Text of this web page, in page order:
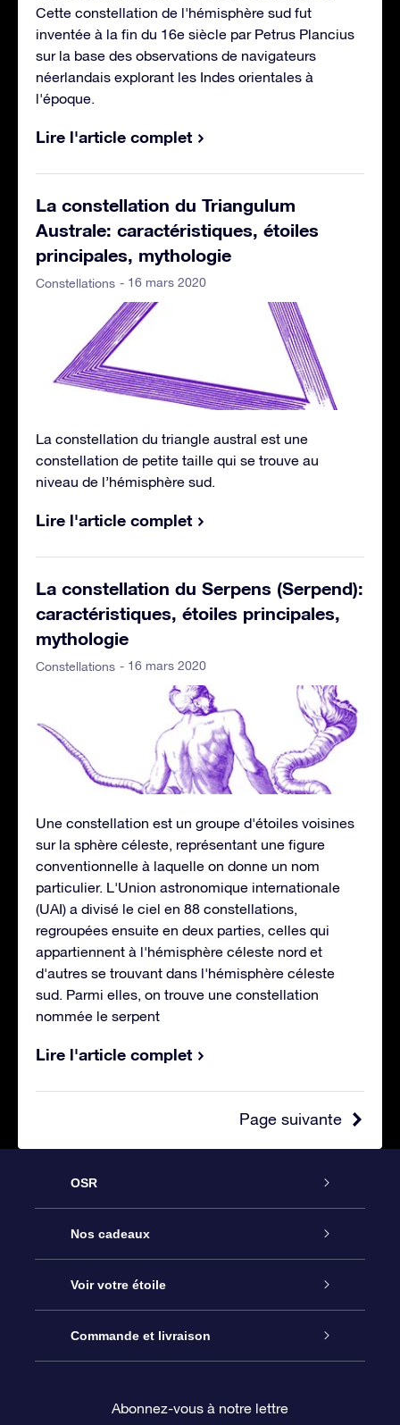
Cette constellation de l'hémisphère sud fut
inventée à la fin du 16e siècle par Petrus Plancius
sur la base des observations de navigateurs
néerlandais explorant les Indes orientales à
l'époque.
Lire l'article complet
La constellation du Triangulum
Australe: caractéristiques, étoiles
principales, mythologie
Constellations - 16 mars 2020
La constellation du triangle austral est une
constellation de petite taille qui se trouve au
niveau de l’hémisphère sud.
Lire l'article complet
La constellation du Serpens (Serpend):
caractéristiques, étoiles principales,
mythologie
Constellations - 16 mars 2020
Une constellation est un groupe d'étoiles voisines
sur la sphère céleste, représentant une figure
conventionnelle à laquelle on donne un nom
particulier. L'Union astronomique internationale
(UAI) a divisé le ciel en 88 constellations,
regroupées ensuite en deux parties, celles qui
appartiennent à l'hémisphère céleste nord et
d'autres se trouvant dans l'hémisphère céleste
sud. Parmi elles, on trouve une constellation
nommée le serpent
Lire l'article complet
Page suivante
OSR
Service
À propos de l’OSR
Nous contacter
Nos cadeaux
Cadeau d’étoile en ligne
Coffret cadeau OSR
Voir votre étoile
Registre des étoiles
Commande et livraison
Abonnez-vous à notre lettre